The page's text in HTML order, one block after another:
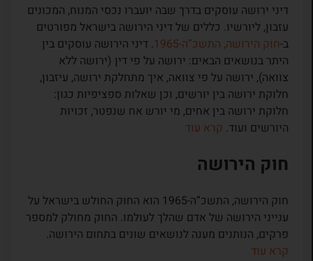
דיני ירושה עוסקים בדרך שבה יועברו נכסי המנוח, המכונים
עזבון, ליורשיו. כללים של דיני הירושה בישראל מפורטים
ב-חוק הירושה, התשכ”ה-1965
. דיני הירושה עוסקים בין
היתר בנושאים הבאים: ירושה על פי דין (ירושה ללא
צוואה), ירושה על פי צוואה, איך מתחלקת ירושה, עיזבון,
חלוקת ירושה בין יורשים, וכן שאלות ספציפיות כגון:
חלוקת ירושה בין אחים, מי יורש אח שנפטר, זכויות
היורשים ועוד. קרא עוד
חוק הירושה
חוק הירושה, התשכ”ה-1965 הוא החוק החולש בישראל על
ענייני הירושה של אדם שהלך לעולמו. החוק מחולק למספר
פרקים, הנותנים מענה לנושאים שונים בתחום הירושה.
קרא עוד